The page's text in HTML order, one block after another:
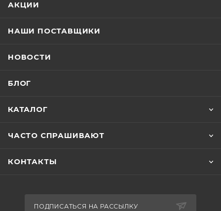
АКЦИИ
НАШИ ПОСТАВЩИКИ
НОВОСТИ
БЛОГ
КАТАЛОГ
ЧАСТО СПРАШИВАЮТ
КОНТАКТЫ
ПОДПИСАТЬСЯ НА РАССЫЛКУ